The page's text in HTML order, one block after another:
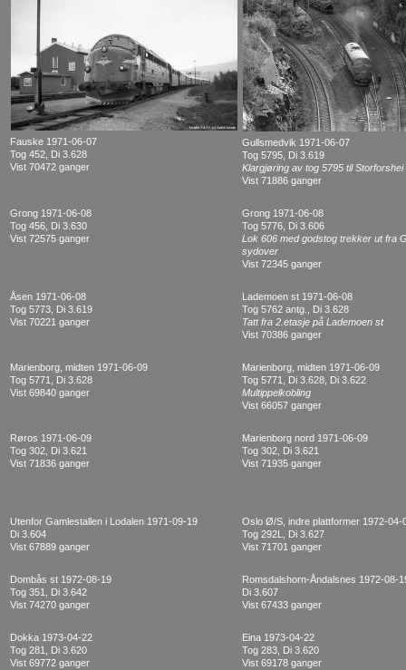
Fauske 1971-06-07
Tog 452, Di 3.628
Vist 70472 ganger
Gullsmedvik 1971-06-07
Tog 5795, Di 3.619
Klargjøring av tog 5795 til Storforshei
Vist 71886 ganger
Grong 1971-06-08
Tog 456, Di 3.630
Vist 72575 ganger
Grong 1971-06-08
Tog 5776, Di 3.606
Lok 606 med godstog trekker ut fra
sydover
Vist 72345 ganger
Åsen 1971-06-08
Tog 5773, Di 3.619
Vist 70221 ganger
Lademoen st 1971-06-08
Tog 5762 antg., Di 3.628
Tatt fra 2.etasje på Lademoen st
Vist 70386 ganger
Marienborg, midten 1971-06-09
Tog 5771, Di 3.628
Vist 69840 ganger
Marienborg, midten 1971-06-09
Tog 5771, Di 3.628, Di 3.622
Multippelkobling
Vist 66057 ganger
Røros 1971-06-09
Tog 302, Di 3.621
Vist 71836 ganger
Marienborg nord 1971-06-09
Tog 302, Di 3.621
Vist 71935 ganger
Utenfor Gamlestallen i Lodalen 1971-09-19
Di 3.604
Vist 67889 ganger
Oslo Ø/S, indre plattformer 1972-04-
Tog 292L, Di 3.627
Vist 71701 ganger
Dombås st 1972-08-19
Tog 351, Di 3.642
Vist 74270 ganger
Romsdalshorn-Åndalsnes 1972-08-
Di 3.607
Vist 67433 ganger
Dokka 1973-04-22
Tog 281, Di 3.620
Vist 69772 ganger
Eina 1973-04-22
Tog 283, Di 3.620
Vist 69178 ganger